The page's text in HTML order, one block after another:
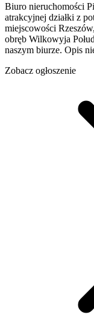
Biuro nieruchomości
atrakcyjnej działki z
miejscowości
obręb Wilkowyja
naszym biurze. Opis
Zobacz ogłoszenie